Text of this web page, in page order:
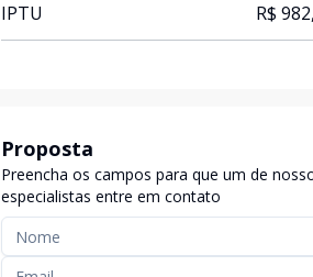
IPTU R$
Proposta
Preencha os campos para que um de
especialistas entre em contato